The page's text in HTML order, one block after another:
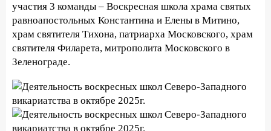
участия 3 команды – Воскресная школа храма святых
равноапостольных Константина и Елены в Митино,
храм святителя Тихона, патриарха Московского, храм
святителя Филарета, митрополита Московского в
Зеленограде.